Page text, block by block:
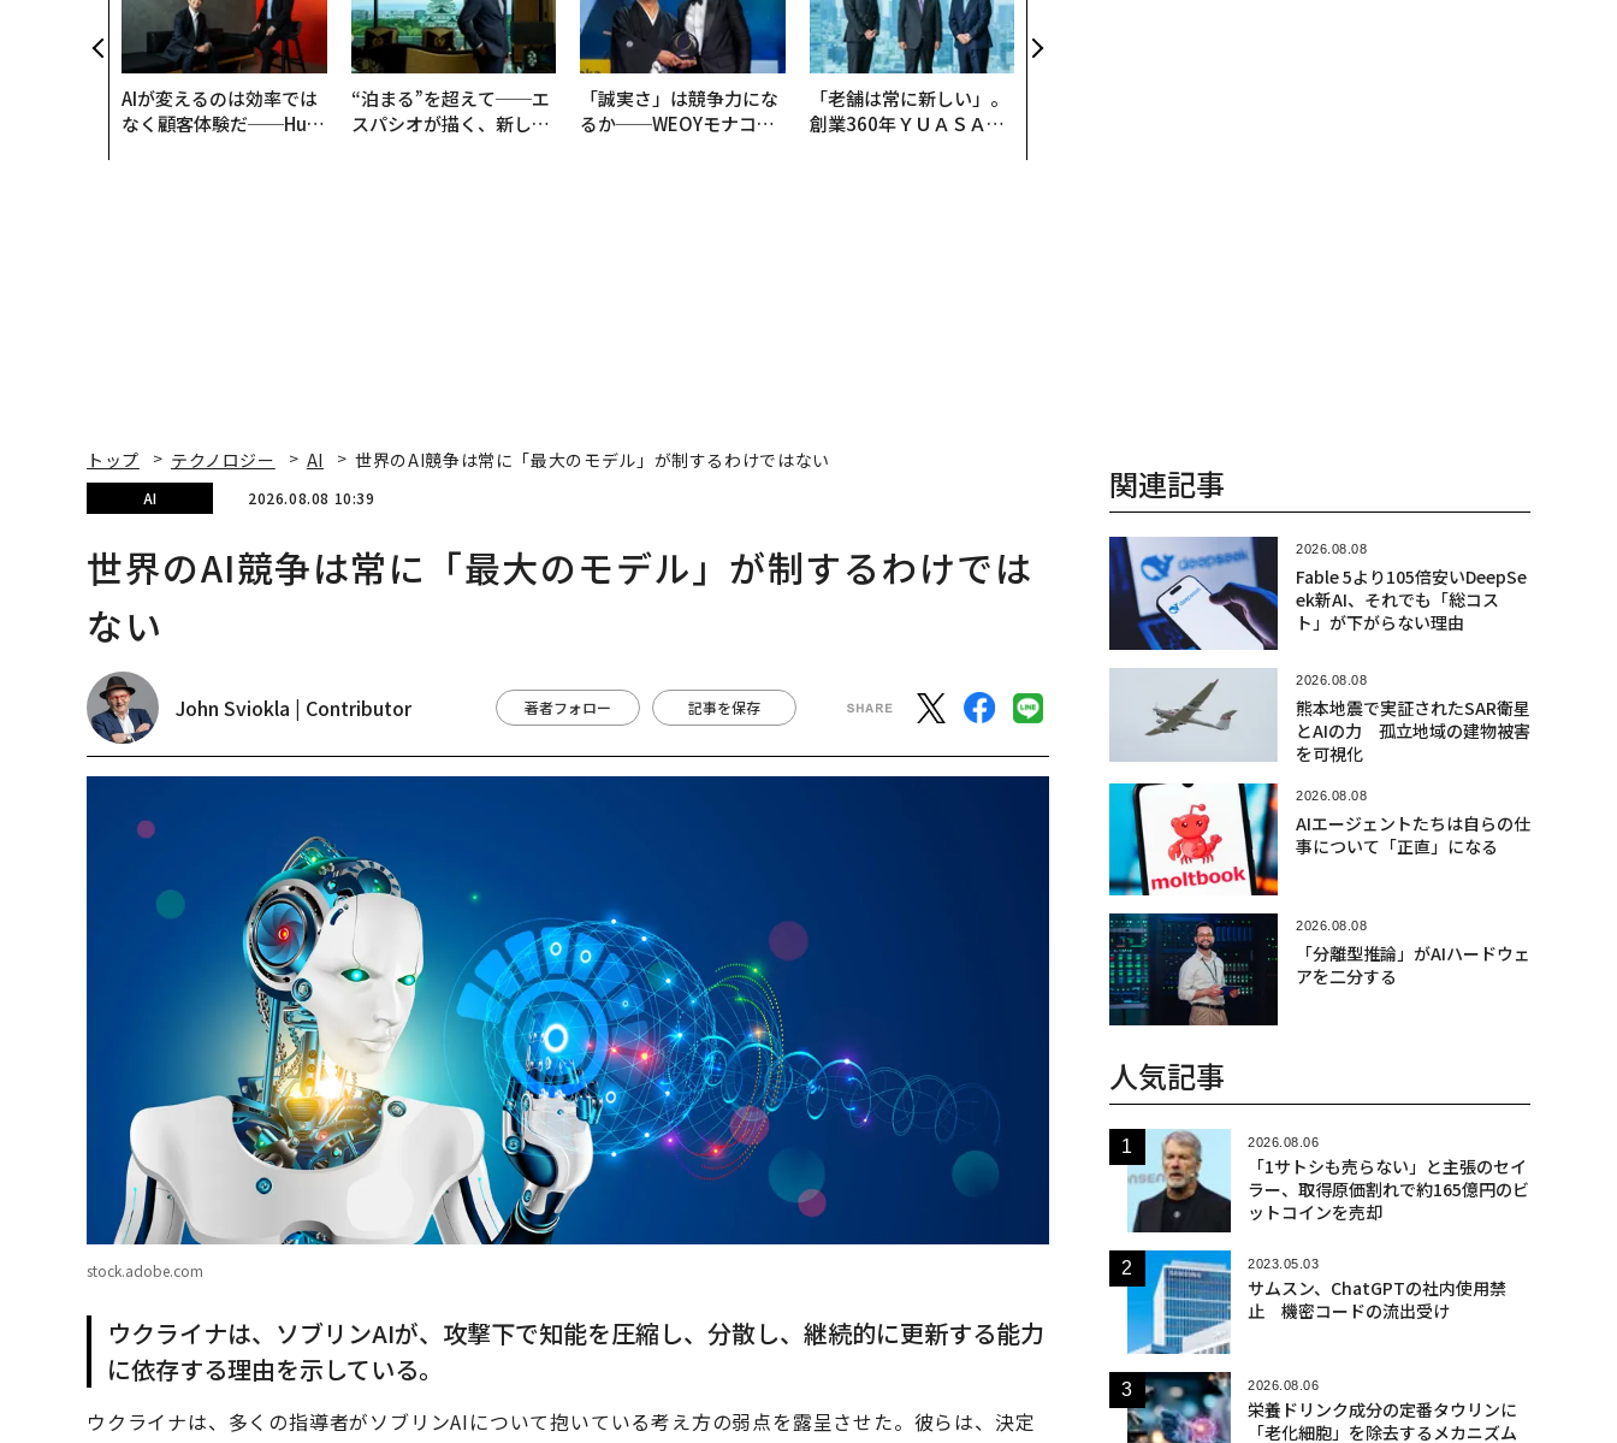
AIが変えるのは効率では
なく顧客体験だ──Hub
“泊まる”を超えて──エ
スパシオが描く、新しい
「誠実さ」は競争力にな
るか──WEOYモナコで
「老舗は常に新しい」。
創業360年ＹＵＡＳＡと
来
トップ テクノロジー AI 世界のAI競争は常に「最大のモデル」が制するわけではない
AI 2026.08.08 10:39
世界のAI競争は常に「最大のモデル」が制するわけでは
ない
John Sviokla | Contributor 著者フォロー 記事を保存
stock.adobe.com
ウクライナは、ソブリンAIが、攻撃下で知能を圧縮し、分散し、継続的に更新する能力
に依存する理由を示している。
ウクライナは、多くの指導者がソブリンAIについて抱いている考え方の弱点を露呈させた。彼らは、決定
関連記事
2026.08.08
Fable 5より105倍安いDeepSe
ek新AI、それでも「総コス
ト」が下がらない理由
2026.08.08
熊本地震で実証されたSAR衛星
とAIの力 孤立地域の建物被害
を可視化
2026.08.08
AIエージェントたちは自らの仕
事について「正直」になる
2026.08.08
「分離型推論」がAIハードウェ
アを二分する
人気記事
2026.08.06
「1サトシも売らない」と主張のセイ
ラー、取得原価割れで約165億円のビ
ットコインを売却
2023.05.03
サムスン、ChatGPTの社内使用禁
止 機密コードの流出受け
2026.08.06
栄養ドリンク成分の定番タウリンに
「老化細胞」を除去するメカニズム